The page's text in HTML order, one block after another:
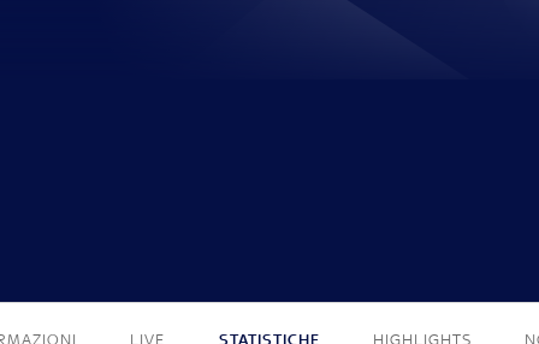
LIVE STATISTICHE HIGHLIGHTS